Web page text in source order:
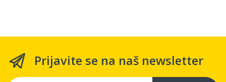
Prijavite se na naš newsletter